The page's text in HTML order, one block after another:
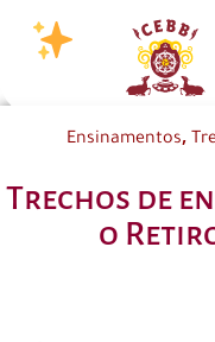
Ensinamentos,
Trechos de
o